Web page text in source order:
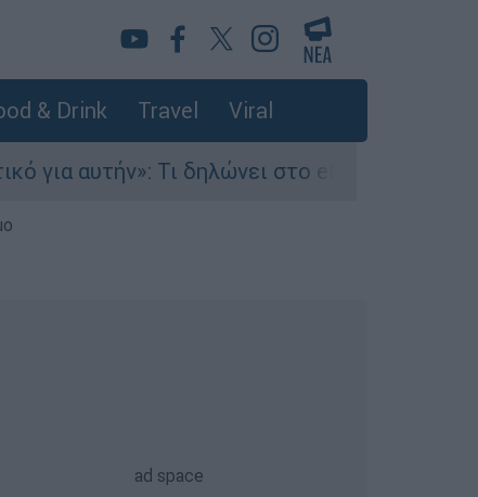
& Drink Travel Viral
Τι δηλώνει στο ethnos.gr ο Κώστας